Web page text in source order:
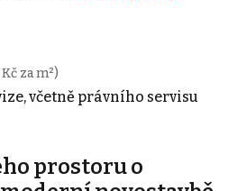
za m²)
včetně právního servisu
prostoru o